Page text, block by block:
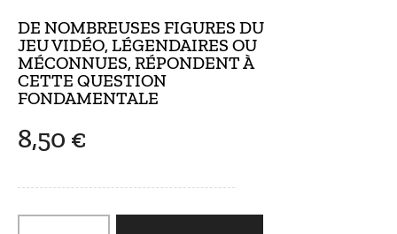
DE NOMBREUSES FIGURES DU
JEU VIDÉO, LÉGENDAIRES OU
MÉCONNUES, RÉPONDENT À
CETTE QUESTION
FONDAMENTALE
8,50 €